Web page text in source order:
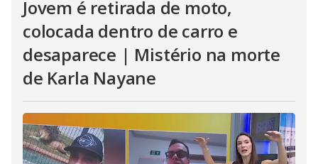
Jovem é retirada de moto,
colocada dentro de carro e
desaparece | Mistério na morte
de Karla Nayane